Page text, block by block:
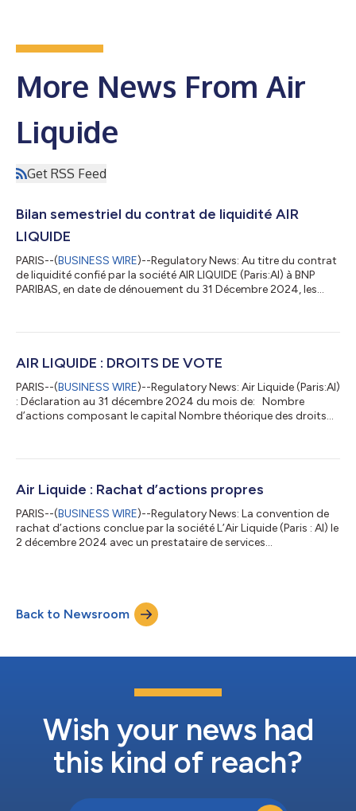
More News From Air
Liquide
Get RSS Feed
Bilan semestriel du contrat de liquidité AIR
LIQUIDE
PARIS--(BUSINESS WIRE)--Regulatory News: Au titre du contrat
de liquidité confié par la société AIR LIQUIDE (Paris:AI) à BNP
PARIBAS, en date de dénouement du 31 Décembre 2024, les
2024, il a été négocié un total de : Achat: 393 752 titres (3 613
transactions) 65 882 892 € Il est rappelé que : Lors du dernier
AIR LIQUIDE : DROITS DE VOTE
PARIS--(BUSINESS WIRE)--Regulatory News: Air Liquide (Paris:AI)
: Déclaration au 31 décembre 2024 du mois de: Nombre
d’actions composant le capital Nombre théorique des droits
Décembre 578 259 263 578 259 263 576 444 587 Déclaration
789 576 787 405 Air Liquide est un leader mondial des gaz,
technologies et services pour l’ind...
Air Liquide : Rachat d’actions propres
PARIS--(BUSINESS WIRE)--Regulatory News: La convention de
rachat d’actions conclue par la société L’Air Liquide (Paris : Al) le
2 décembre 2024 avec un prestataire de services
l’Assemblée Générale Mixte des actionnaires de la Société le 30
avril 2024, la Société a racheté 352 000 actions (représentant
Back to Newsroom
Wish your news had
this kind of reach?